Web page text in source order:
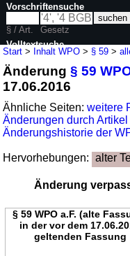
Start > Inhalt WPO > § 59 >
Änderung§ 59
17.06.2016
Ähnliche Seiten:weitere
Änderungen durch
Änderungshistorie der
Hervorhebungen: alter
Änderung
§ 59 WPO a.F. (alte
in der vor dem
geltenden Fassung
Vorschriftensuche
§ / Art.
Gesetz
Volltextsuche
nur in WPO